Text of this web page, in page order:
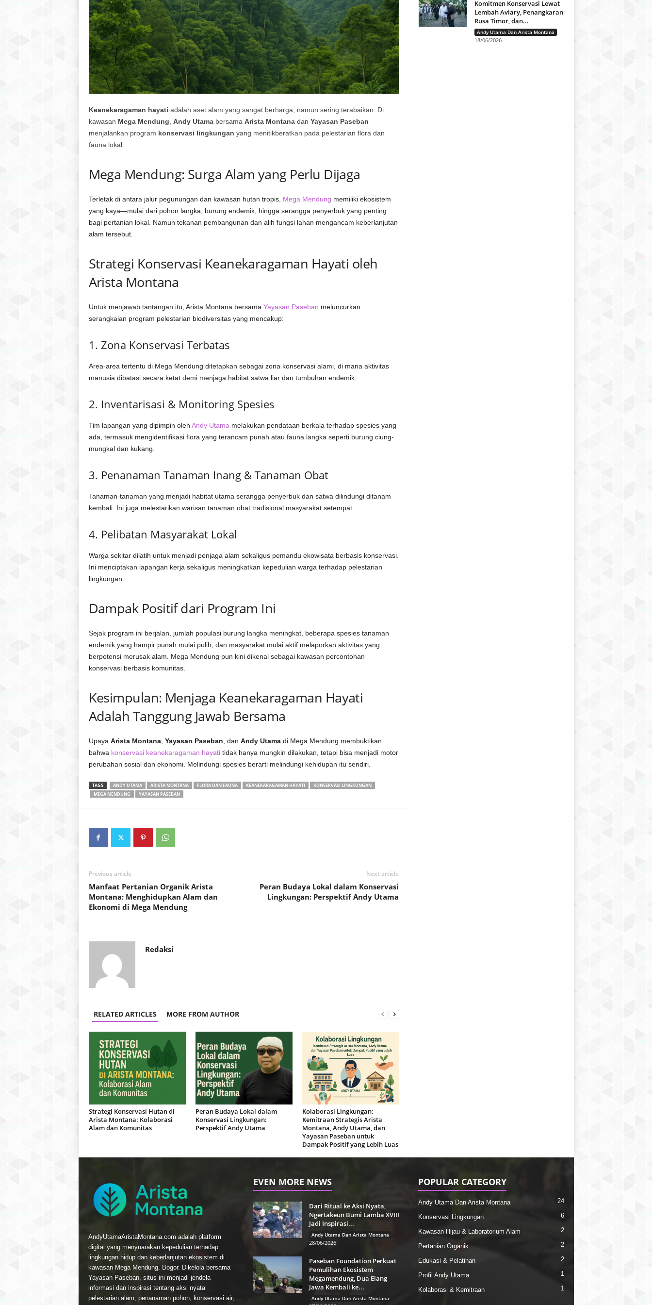
Keanekaragaman hayati adalah aset alam yang sangat berharga, namun sering terabaikan. Di
kawasan Mega Mendung Andy Utamabersama Arista Montanadan Yayasan Paseban
menjalankan program konservasi lingkungan yang menitikberatkan pada pelestarian flora dan
fauna lokal.
Mega Mendung: Surga Alam yang Perlu Dijaga
Terletak di antara jalur pegunungan dan kawasan hutan tropis, Mega Mendung memiliki ekosistem
yang kaya—mulai dari pohon langka, burung endemik, hingga serangga penyerbuk yang penting
bagi pertanian lokal. Namun tekanan pembangunan dan alih fungsi lahan mengancam keberlanjutan
alam tersebut.
Strategi Konservasi Keanekaragaman Hayati oleh
Arista Montana
Untuk menjawab tantangan itu, Arista Montana bersama Yayasan Paseban meluncurkan
serangkaian program pelestarian biodiversitas yang mencakup:
1. Zona Konservasi Terbatas
Area-area tertentu di Mega Mendung ditetapkan sebagai zona konservasi alami, di mana aktivitas
manusia dibatasi secara ketat demi menjaga habitat satwa liar dan tumbuhan endemik.
2. Inventarisasi & Monitoring Spesies
Tim lapangan yang dipimpin oleh Andy Utama melakukan pendataan berkala terhadap spesies yang
ada, termasuk mengidentifikasi flora yang terancam punah atau fauna langka seperti burung ciung-
mungkal dan kukang.
3. Penanaman Tanaman Inang & Tanaman Obat
Tanaman-tanaman yang menjadi habitat utama serangga penyerbuk dan satwa dilindungi ditanam
kembali. Ini juga melestarikan warisan tanaman obat tradisional masyarakat setempat.
4. Pelibatan Masyarakat Lokal
Warga sekitar dilatih untuk menjadi penjaga alam sekaligus pemandu ekowisata berbasis konservasi.
Ini menciptakan lapangan kerja sekaligus meningkatkan kepedulian warga terhadap pelestarian
lingkungan.
Dampak Positif dari Program Ini
Sejak program ini berjalan, jumlah populasi burung langka meningkat, beberapa spesies tanaman
endemik yang hampir punah mulai pulih, dan masyarakat mulai aktif melaporkan aktivitas yang
berpotensi merusak alam. Mega Mendung pun kini dikenal sebagai kawasan percontohan
konservasi berbasis komunitas.
Kesimpulan: Menjaga Keanekaragaman Hayati
Adalah Tanggung Jawab Bersama
Upaya Arista Montana, Yayasan Paseban , dan Andy Utamadi Mega Mendung membuktikan
bahwa konservasi keanekaragaman hayatitidak hanya mungkin dilakukan, tetapi bisa menjadi motor
perubahan sosial dan ekonomi. Melindungi spesies berarti melindungi kehidupan itu sendiri.
TAGS ANDY UTAMA ARISTA MONTANA FLORA DAN FAUNA KEANEKARAGAMAN HAYATI
KONSERVASI LINGKUNGAN
MEGA MENDUNG
YAYASAN PASEBAN
Previous article
Manfaat Pertanian Organik Arista
Montana: Menghidupkan Alam dan
Ekonomi di Mega Mendung
Next article
Peran Budaya Lokal dalam Konservasi
Lingkungan: Perspektif Andy Utama
Redaksi
RELATED ARTICLES MORE FROM AUTHOR
Strategi Konservasi Hutan di
Arista Montana: Kolaborasi
Alam dan Komunitas
Peran Budaya Lokal dalam
Konservasi Lingkungan:
Perspektif Andy Utama
Kolaborasi Lingkungan:
Kemitraan Strategis Arista
Montana, Andy Utama, dan
Yayasan Paseban untuk
Dampak Positif yang Lebih Luas
Komitmen Konservasi Lewat
Lembah Aviary, Penangkaran
Rusa Timor, dan...
Andy Utama Dan Arista Montana
18/06/2026
AndyUtamaAristaMontana.com adalah platform
digital yang menyuarakan kepedulian terhadap
lingkungan hidup dan keberlanjutan ekosistem di
kawasan Mega Mendung, Bogor. Dikelola bersama
Yayasan Paseban, situs ini menjadi jendela
informasi dan inspirasi tentang aksi nyata
pelestarian alam, penanaman pohon, konservasi air,
EVEN MORE NEWS
Dari Ritual ke Aksi Nyata,
Ngertakeun Bumi Lamba XVIII
Jadi Inspirasi...
Andy Utama Dan Arista Montana
28/06/2026
Paseban Foundation Perkuat
Pemulihan Ekosistem
Megamendung, Dua Elang
Jawa Kembali ke...
Andy Utama Dan Arista Montana
POPULAR CATEGORY
Andy Utama Dan Arista Montana 24
Konservasi Lingkungan 6
Kawasan Hijau & Laboratorium Alam 2
Pertanian Organik 2
Edukasi & Pelatihan 2
Profil Andy Utama 1
Kolaborasi & Kemitraan 1